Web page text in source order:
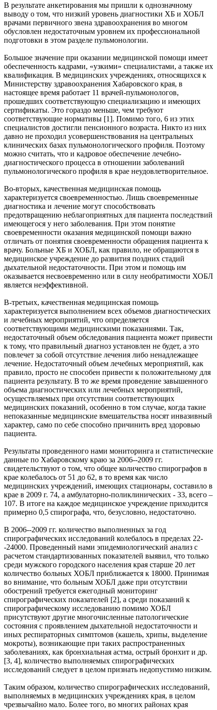
В результате анкетирования мы пришли к однозначному
выводу о том, что низкий уровень диагностики ХБ и ХОБЛ
врачами первичного звена здравоохранения во многом
обусловлен недостаточным уровнем их профессиональной
подготовки в этом разделе пульмонологии.
Большое значение при оказании медицинской помощи имеет
обеспеченность кадрами, «узкими» специалистами, а также их
квалификация. В медицинских учреждениях, относящихся к
Министерству здравоохранения Хабаровского края, в
настоящее время работает 11 врачей-пульмонологов,
прошедших соответствующую специализацию и имеющих
сертификаты. Это гораздо меньше, чем требуют
соответствующие нормативы [1]. Помимо того, 6 из этих
специалистов достигли пенсионного возраста. Никто из них
давно не проходил усовершенствования на центральных
клинических базах пульмонологического профиля. Поэтому
можно считать, что и кадровое обеспечение лечебно-
диагностического процесса в отношении заболеваний
пульмонологического профиля в крае неудовлетворительное.
Во-вторых, качественная медицинская помощь
характеризуется своевременностью. Лишь своевременные
диагностика и лечение могут способствовать
предотвращению неблагоприятных для пациента последствий
имеющегося у него заболевания. При этом понятие
своевременности оказания медицинской помощи важно
отличать от понятия своевременности обращения пациента к
врачу. Больные ХБ и ХОБЛ, как правило, не обращаются в
медицинское учреждение до развития поздних стадий
дыхательной недостаточности. При этом и помощь им
оказывается несвоевременно или в силу необратимости ХОБЛ
является неэффективной.
В-третьих, качественная медицинская помощь
характеризуется выполнением всех объемов диагностических
и лечебных мероприятий, что определяется
соответствующими медицинскими показаниями. Так,
недостаточный объем обследования пациента может привести
к тому, что правильный диагноз установлен не будет, а это
повлечет за собой отсутствие лечения либо ненадлежащее
лечение. Недостаточный объем лечебных мероприятий, как
правило, просто не способен привести к положительному для
пациента результату. В то же время проведение завышенного
объема диагностических или лечебных мероприятий,
осуществляемых при отсутствии соответствующих
медицинских показаний, особенно в том случае, когда такие
непоказанные медицинские вмешательства носят инвазивный
характер, само по себе способно причинить вред здоровью
пациента.
Результаты проведенного нами мониторинга и статистические
данные по Хабаровскому краю за 2006--2009 гг.
свидетельствуют о том, что общее количество спирографов в
крае колебалось от 51 до 62, в то время как число
медицинских учреждений, имеющих стационары, составило в
крае в 2009 г. 74, а амбулаторно-поликлинических - 33, всего –
107. В итоге на каждое медицинское учреждение приходится
примерно 0,5 спирографа, что, безусловно, недостаточно.
В 2006--2009 гг. количество выполненных за год
спирографических исследований колебалось в пределах 22-
-24000. Проведенный нами эпидемиологический анализ с
расчетом стандартизованных показателей выявил, что только
среди мужского городского населения края старше 20 лет
количество больных ХОБЛ приближается к 18000. Принимая
во внимание, что больным ХОБЛ даже при отсутствии
обострений требуется ежегодный мониторинг
спирографических показателей [2], а среди показаний к
спирографическому исследованию помимо ХОБЛ
присутствуют другие многочисленные патологические
состояния с проявлением дыхательной недостаточности и
иных респираторных симптомов (кашель, хрипы, выделение
мокроты), возникающие при таких распространенных
заболеваниях, как бронхиальная астма, острый бронхит и др.
[3, 4], количество выполняемых спирографических
исследований следует в целом признать недопустимо низким.
Таким образом, количество спирографических исследований,
выполняемых в медицинских учреждениях края, в целом
чрезвычайно мало. Более того, во многих районах края